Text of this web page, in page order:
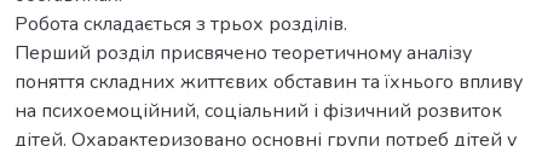
Робота складається з трьох розділів.
Перший розділ присвячено теоретичному аналізу
поняття складних життєвих обставин та їхнього впливу
на психоемоційний, соціальний і фізичний розвиток
дітей. Охарактеризовано основні групи потреб дітей у